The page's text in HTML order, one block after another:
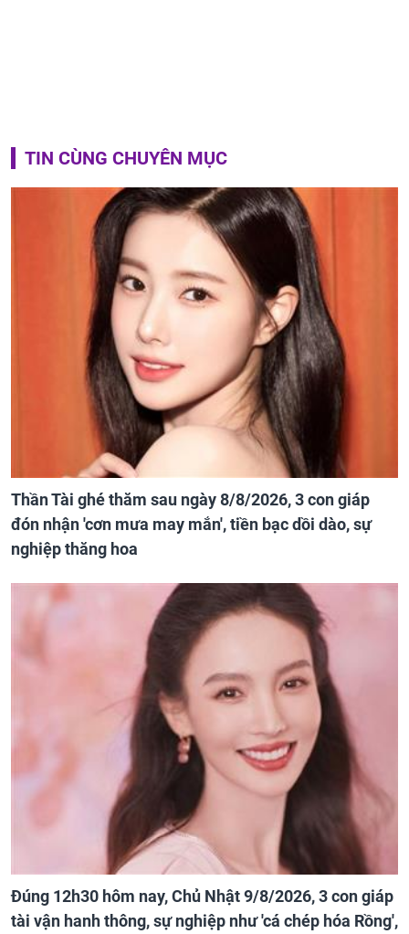
TIN CÙNG CHUYÊN MỤC
Thần Tài ghé thăm sau ngày 8/8/2026, 3 con giáp
đón nhận 'cơn mưa may mắn', tiền bạc dồi dào, sự
nghiệp thăng hoa
Đúng 12h30 hôm nay, Chủ Nhật 9/8/2026, 3 con giáp
tài vận hanh thông, sự nghiệp như 'cá chép hóa Rồng',